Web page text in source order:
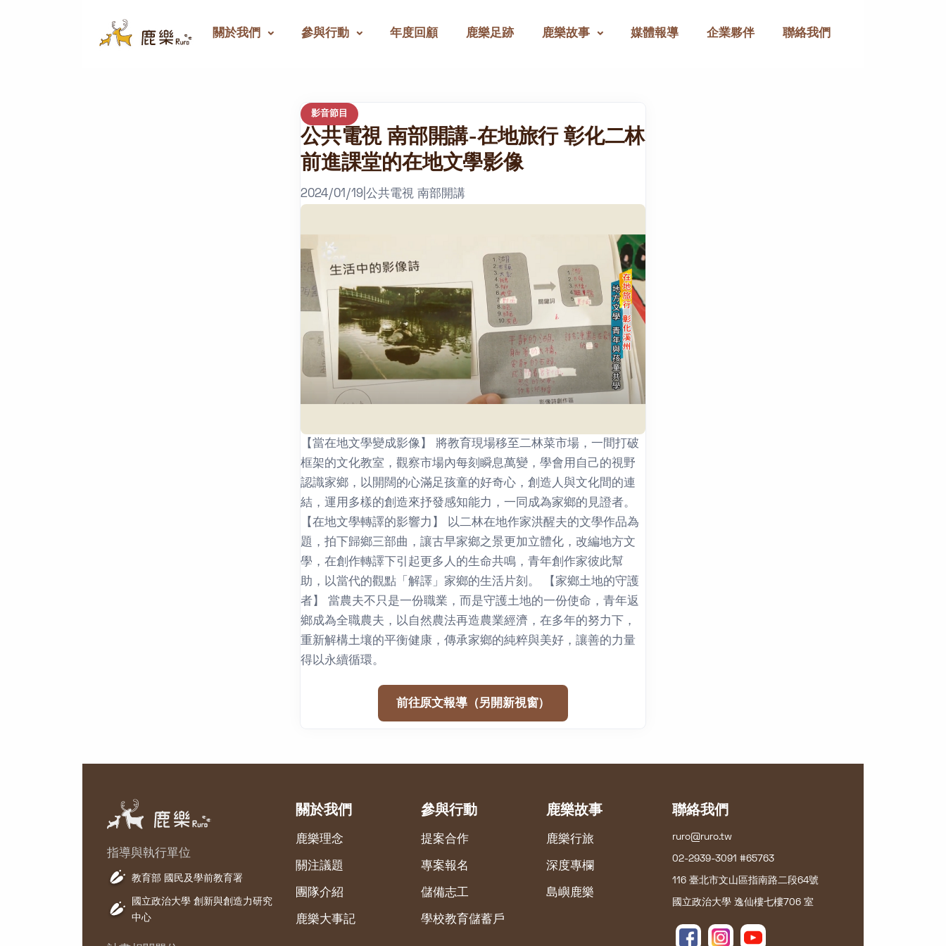
關於我們 參與行動 年度回顧 鹿樂足跡 鹿樂故事 媒體報導 企業夥伴 聯絡我們
影音節目
公共電視 南部開講-在地旅行 彰化二林
前進課堂的在地文學影像
2024/01/19 公共電視 南部開講
【當在地文學變成影像】 將教育現場移至二林菜市場，一間打破
框架的文化教室，觀察市場內每刻瞬息萬變，學會用自己的視野
認識家鄉，以開闊的心滿足孩童的好奇心，創造人與文化間的連
結，運用多樣的創造來抒發感知能力，一同成為家鄉的見證者。
【在地文學轉譯的影響力】 以二林在地作家洪醒夫的文學作品為
題，拍下歸鄉三部曲，讓古早家鄉之景更加立體化，改編地方文
學，在創作轉譯下引起更多人的生命共鳴，青年創作家彼此幫
助，以當代的觀點「解譯」家鄉的生活片刻。 【家鄉土地的守護
者】 當農夫不只是一份職業，而是守護土地的一份使命，青年返
鄉成為全職農夫，以自然農法再造農業經濟，在多年的努力下，
重新解構土壤的平衡健康，傳承家鄉的純粹與美好，讓善的力量
得以永續循環。
前往原文報導（另開新視窗）
指導與執行單位
教育部 國民及學前教育署
國立政治大學 創新與創造力研究
中心
關於我們
鹿樂理念
關注議題
團隊介紹
鹿樂大事記
參與行動
提案合作
專案報名
儲備志工
學校教育儲蓄戶
鹿樂故事
鹿樂行旅
深度專欄
島嶼鹿樂
聯絡我們
ruro@ruro.tw
02-2939-3091 #65763
116 臺北市文山區指南路二段64號
國立政治大學 逸仙樓七樓706 室